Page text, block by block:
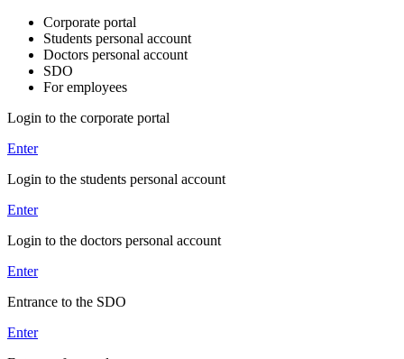
Corporate portal
Students personal account
Doctors personal account
SDO
For employees
Login to the corporate portal
Enter
Login to the students personal account
Enter
Login to the doctors personal account
Enter
Entrance to the SDO
Enter